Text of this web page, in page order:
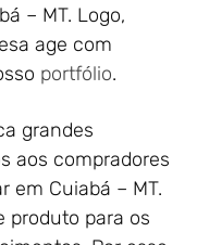
– MT. Logo,
age com
portfólio.
grandes
aos compradores
em Cuiabá – MT.
produto para os